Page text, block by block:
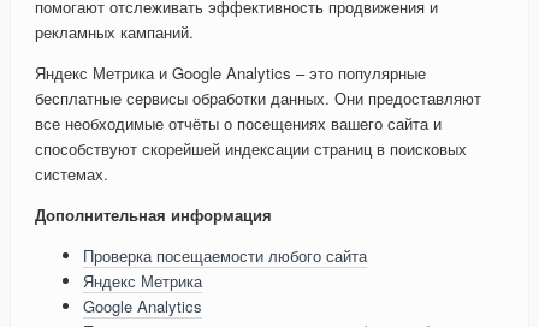
помогают отслеживать эффективность продвижения и
рекламных кампаний.
Яндекс Метрика и Google Analytics – это популярные
бесплатные сервисы обработки данных. Они предоставляют
все необходимые отчёты о посещениях вашего сайта и
способствуют скорейшей индексации страниц в поисковых
системах.
Дополнительная информация
Проверка посещаемости любого сайта
Яндекс Метрика
Google Analytics